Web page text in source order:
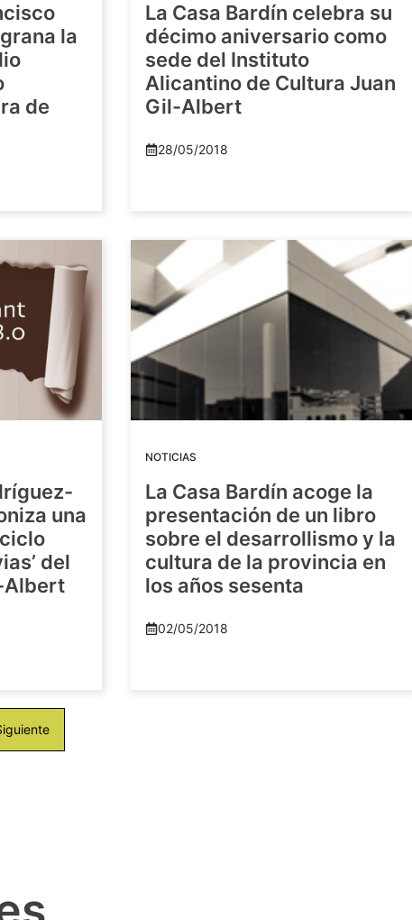
la
de
La Casa Bardín celebra su
décimo aniversario como
sede del Instituto
Alicantino de Cultura Juan
Gil-Albert
28/05/2018
una
del
Albert
NOTICIAS
La Casa Bardín acoge la
presentación de un libro
sobre el desarrollismo y la
cultura de la provincia en
los años sesenta
02/05/2018